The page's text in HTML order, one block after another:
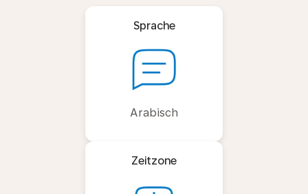
Sprache
Arabisch
Zeitzone